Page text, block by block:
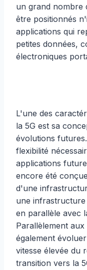
un grand nombre
être positionnés
applications qui
petites données,
électroniques
L'une des
la 5G est sa
évolutions
flexibilité
applications
encore été
d'une
une
en parallèle avec
Parallèlement
également
vitesse élevée du
transition vers la